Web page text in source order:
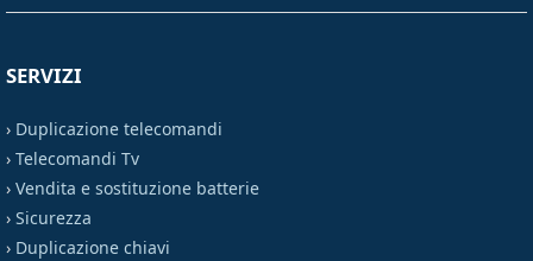
SERVIZI
› Duplicazione telecomandi
› Telecomandi Tv
› Vendita e sostituzione batterie
› Sicurezza
› Duplicazione chiavi